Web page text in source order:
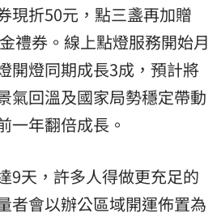
現折50元，點三盞再加贈
禮券。線上點燈服務開始月
開燈同期成長3成，預計將
氣回溫及國家局勢穩定帶動
一年翻倍成長。
9天，許多人得做更充足的
者會以辦公區域開運佈置為